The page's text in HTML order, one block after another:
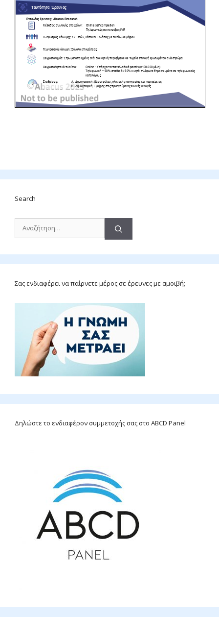
Search
Αναζήτηση
για:
Σας ενδιαφέρει να παίρνετε μέρος σε έρευνες με αμοιβή;
Δηλώστε το ενδιαφέρον συμμετοχής σας στο ABCD Panel